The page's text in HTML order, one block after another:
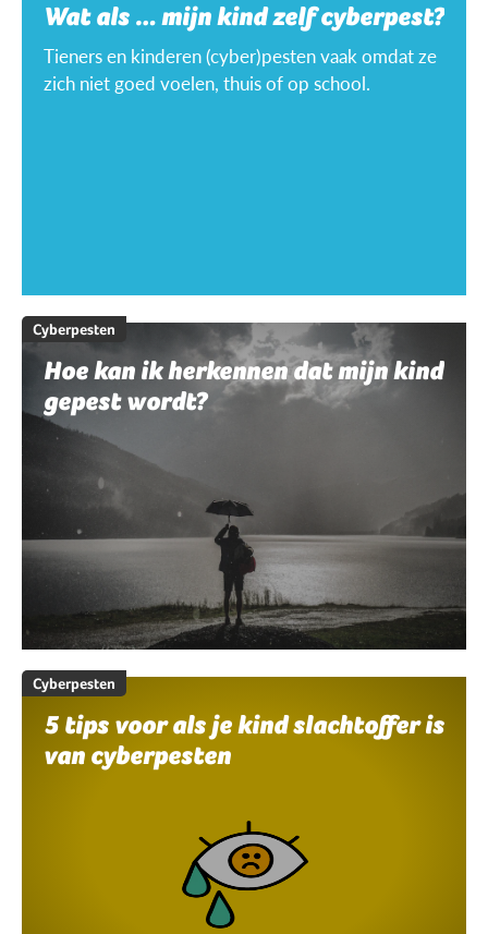
Wat als … mijn kind zelf cyberpest?
Tieners en kinderen (cyber)pesten vaak omdat ze
zich niet goed voelen, thuis of op school.
Cyberpesten
Hoe kan ik herkennen dat mijn kind
gepest wordt?
Cyberpesten
5 tips voor als je kind slachtoffer is
van cyberpesten